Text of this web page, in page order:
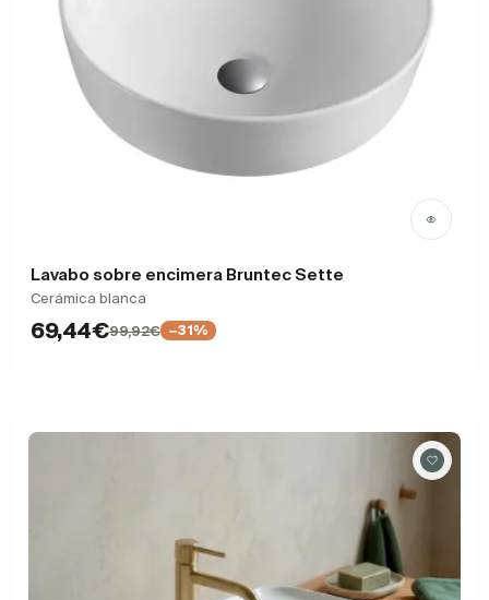
Lavabo sobre encimera Bruntec Sette
Cerámica blanca
69,44€99,92€ −31%